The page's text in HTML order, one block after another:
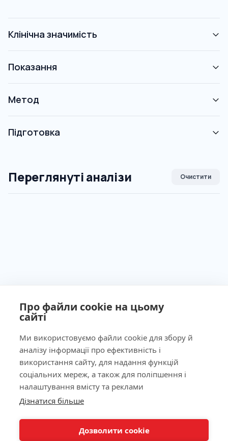
Про файли cookie на цьому
сайті
Ми використовуємо файли cookie для збору й
аналізу інформації про ефективність і
використання сайту, для надання функцій
соціальних мереж, а також для поліпшення і
налаштування вмісту та реклами
Дізнатися більше
Дозволити cookie
Клінічна значимість
Показання
Метод
Підготовка
Переглянуті аналізи Очистити
Ліцензія МОЗ України №603260 від 23.09.2011
Наша адреса